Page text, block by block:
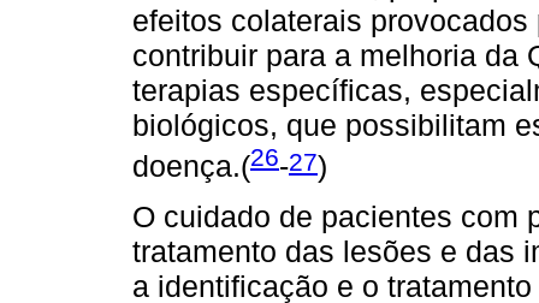
efeitos colaterais
contribuir para a melhoria da
terapias específicas,
biológicos, que possibilitam
doença.(26-27)
O cuidado de pacientes com
tratamento das lesões e das
a identificação e o